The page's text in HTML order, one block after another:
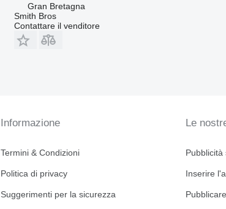
Gran Bretagna
Smith Bros
Contattare il venditore
Informazione
Termini & Condizioni
Politica di privacy
Suggerimenti per la sicurezza
Le
Pubblicità
Inserire